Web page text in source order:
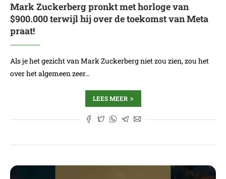
Mark Zuckerberg pronkt met horloge van
$900.000 terwijl hij over de toekomst van Meta
praat!
Als je het gezicht van Mark Zuckerberg niet zou zien, zou het
over het algemeen zeer…
LEES MEER